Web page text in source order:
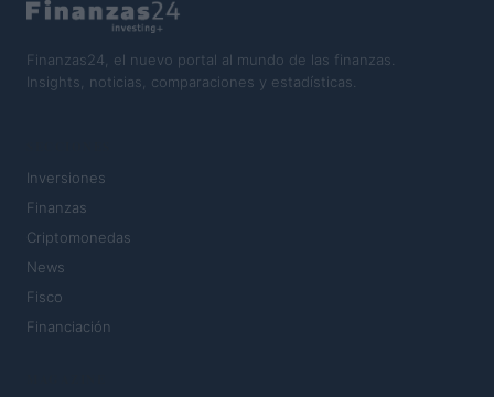
Finanzas24, el nuevo portal al mundo de las finanzas.
Insights, noticias, comparaciones y estadísticas.
Inversiones
Finanzas
Criptomonedas
News
Fisco
Financiación